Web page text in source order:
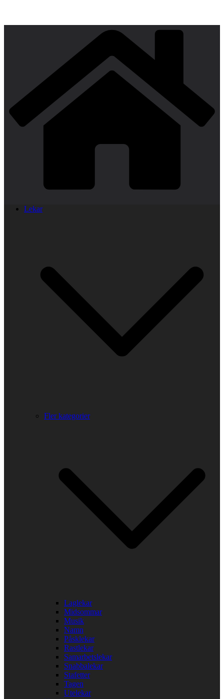
Lekar
Fler kategorier
Laglekar
Midsommar
Musik
Namn
Påsklekar
Rastlekar
Samarbetslekar
Snabbalekar
Stafetter
Tagen
Utelekar